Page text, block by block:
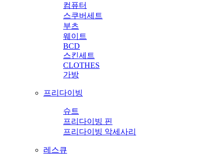
컴퓨터
스쿠버세트
부츠
웨이트
BCD
스킨세트
CLOTHES
가방
프리다이빙
슈트
프리다이빙 핀
프리다이빙 악세사리
레스큐